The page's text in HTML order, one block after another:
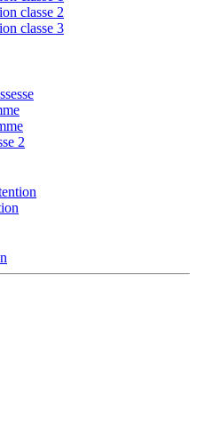
classe 2
classe 3
2